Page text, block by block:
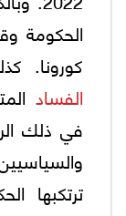
الحكومة
كورونا.
الفساد
في ذلك
ترتكبها